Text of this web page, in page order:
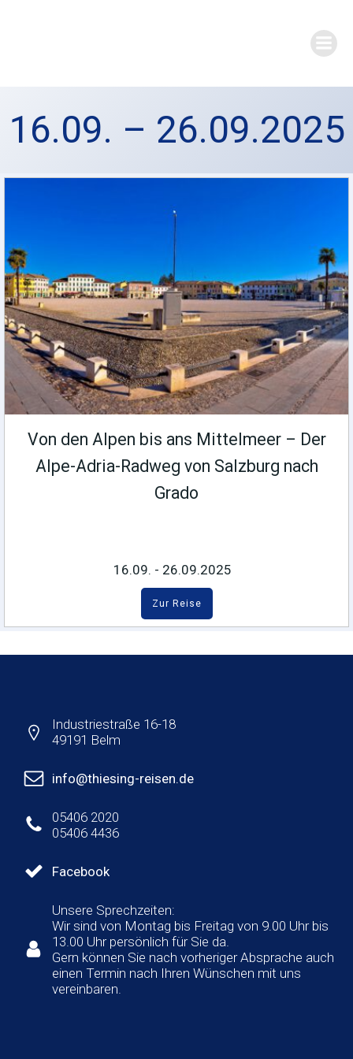
16.09. – 26.09.2025
Von den Alpen bis ans Mittelmeer – Der
Alpe-Adria-Radweg von Salzburg nach
Grado
16.09. - 26.09.2025
Zur Reise
Industriestraße 16-18
49191 Belm
info@thiesing-reisen.de
05406 2020
05406 4436
Facebook
Unsere Sprechzeiten:
Wir sind von Montag bis Freitag von 9.00 Uhr bis
13.00 Uhr persönlich für Sie da.
Gern können Sie nach vorheriger Absprache auch
einen Termin nach Ihren Wünschen mit uns
vereinbaren.